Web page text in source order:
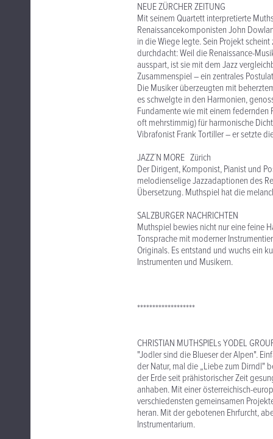
NEUE ZÜRCHER ZEITUNG
Mit seinem Quartett interpretierte
Renaissancekomponisten John
in die Wiege legte. Sein Projekt
durchdacht: Weil die Renaissance-
ausspart, ist sie mit dem Jazz
Zusammenspiel – ein zentrales
Die Musiker überzeugten mit
es schwelgte in den Harmonien,
Fundamente wie mit einem
oft mehrstimmig) für harmonische
Vibrafonist Frank Tortiller – er setzte
JAZZ´N MORE Zürich
Der Dirigent, Komponist, Pianist und
melodienselige Jazzadaptionen des
Übersetzung. Muthspiel hat die
SALZBURGER NACHRICHTEN
Muthspiel bewies nicht nur eine feine
Tonsprache mit moderner
Originals. Es entstand und wuchs ein
Instrumenten und Musikern.
*******************
CHRISTIAN MUTHSPIELs YODEL
"Jodler sind die Blueser der Alpen".
der Natur, mal die „Liebe zum Dirndl"
der Erde seit prähistorischer Zeit
anhaben. Mit einer österreichisch-
verschiedensten gemeinsamen
heran. Mit der gebotenen Ehrfurcht,
Instrumentarium.